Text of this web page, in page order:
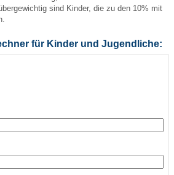
sind Kinder, die zu den 10% mit
für Kinder und Jugendliche: